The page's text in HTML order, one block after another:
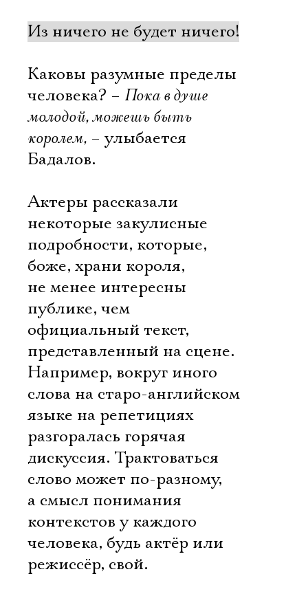
Из ничего не будет ничего!
Каковы разумные пределы
человека? – Пока в душе
молодой, можешь быть
королем, – улыбается
Бадалов.
Актеры рассказали
некоторые закулисные
подробности, которые,
боже, храни короля,
не менее интересны
публике, чем
официальный текст,
представленный на сцене.
Например, вокруг иного
слова на старо-английском
языке на репетициях
разгоралась горячая
дискуссия. Трактоваться
слово может по-разному,
а смысл понимания
контекстов у каждого
человека, будь актёр или
режиссёр, свой.